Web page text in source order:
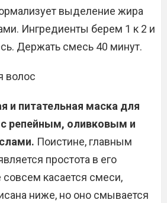
выделение жира
Ингредиенты берем 1 к 2 и
Держать смесь 40 минут.
волос
и питательная маска для
репейным, оливковым и
Поистине, главным
простота в его
касается смеси,
ниже, но оно смывается